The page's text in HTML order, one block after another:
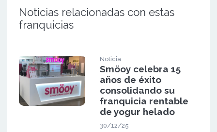
Noticias relacionadas con estas
franquicias
Noticia
Smöoy celebra 15
años de éxito
consolidando su
franquicia rentable
de yogur helado
30/12/25